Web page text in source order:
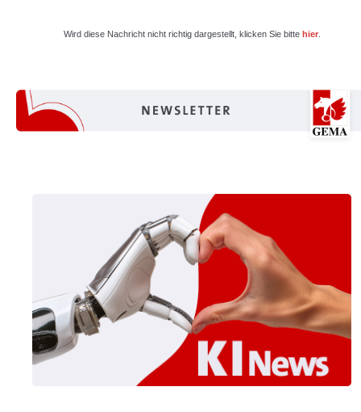
Wird diese Nachricht nicht richtig dargestellt, klicken Sie bitte hier.